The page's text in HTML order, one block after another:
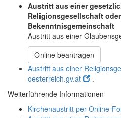
Austritt aus einer
Religionsgesellschaft
Bekenntnisgemeinschaft
Austritt aus einer
Online beantragen
Austritt aus einer
oesterreich.gv.at
.
Weiterführende Informationen
Kirchenaustritt per Online-